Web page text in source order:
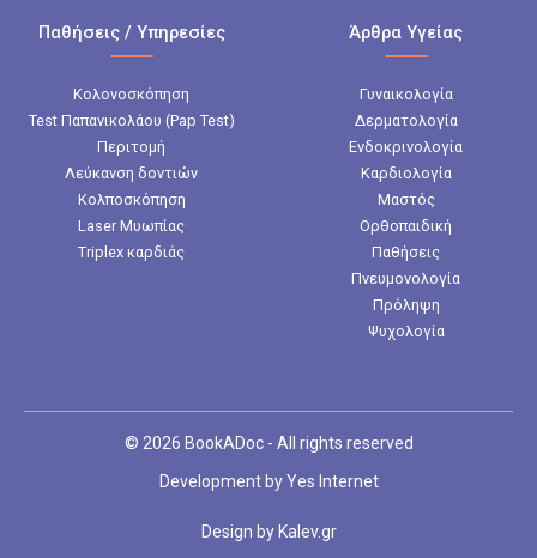
Παθήσεις / Υπηρεσίες
Κολονοσκόπηση
Test Παπανικολάου (Pap Test)
Περιτομή
Λεύκανση δοντιών
Κολποσκόπηση
Laser Μυωπίας
Triplex καρδιάς
Άρθρα Υγείας
Γυναικολογία
Δερματολογία
Ενδοκρινολογία
Καρδιολογία
Μαστός
Ορθοπαιδική
Παθήσεις
Πνευμονολογία
Πρόληψη
Ψυχολογία
© 2026 BookADoc - All rights reserved
Development byYes Internet
Design by Kalev.gr